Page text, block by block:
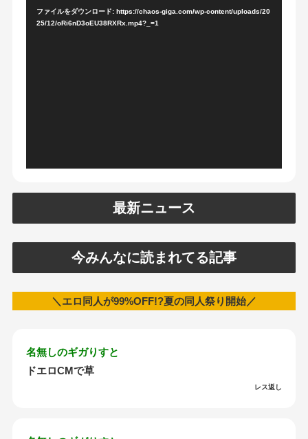
ファイルをダウンロード: https://chaos-giga.com/wp-content/uploads/20
25/12/oRi6nD3oEU38RXRx.mp4?_=1
最新ニュース
今みんなに読まれてる記事
＼エロ同人が99%OFF!?夏の同人祭り開始／
名無しのギガりすと
ドエロCMで草
レス返し